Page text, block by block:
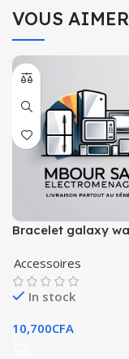
VOUS
Bracelet galaxy
22mm
Accessoires
In stock
10,700CFA